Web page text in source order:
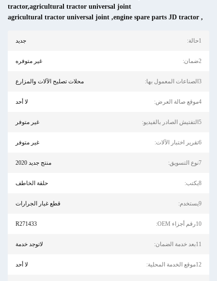
tractor,agricultural tractor universal joint
,
engine spare parts JD tractor
,
agricultural tractor universal joint
1حالة: جديد
2ضمان: غير متوفره
3الصناعات المعمول بها: محلات تصليح الآلات والمزارع
4موقع صالة العرض: لا أحد
5التفتيش الصادر بالفيديو: غير متوفر
6تقرير اختبار الآلات: غير متوفر
7نوع التسويق: منتج جديد 2020
8يكتب: حلقة الخاطف
9يستخدم: قطع غيار الجرارات
10رقم أجزاء OEM: R271433
11بعد خدمة الضمان: لاتوجد خدمة
12موقع الخدمة المحلية: لا أحد